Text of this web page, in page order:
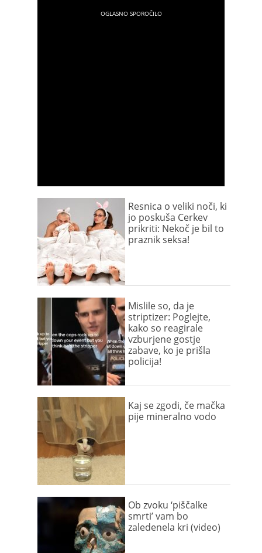
Resnica o veliki noči, ki
jo poskuša Cerkev
prikriti: Nekoč je bil to
praznik seksa!
Mislile so, da je
striptizer: Poglejte,
kako so reagirale
vzburjene gostje
zabave, ko je prišla
policija!
Kaj se zgodi, če mačka
pije mineralno vodo
Ob zvoku ‘piščalke
smrti’ vam bo
zaledenela kri (video)